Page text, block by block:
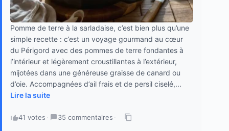
Pomme de terre à la sarladaise, c’est bien plus qu’une
simple recette : c’est un voyage gourmand au cœur
du Périgord avec des pommes de terre fondantes à
l’intérieur et légèrement croustillantes à l’extérieur,
mijotées dans une généreuse graisse de canard ou
d’oie. Accompagnées d’ail frais et de persil ciselé,...
Lire la suite
41 votes · 35 commentaires ·